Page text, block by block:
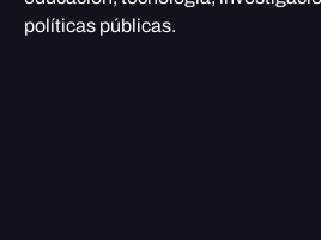
políticas públicas.